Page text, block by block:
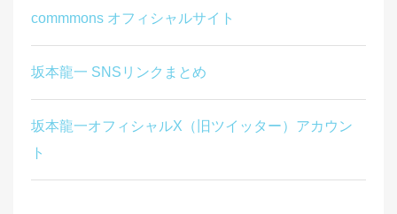
commmons オフィシャルサイト
坂本龍一 SNSリンクまとめ
坂本龍一オフィシャルX（旧ツイッター）アカウン
ト